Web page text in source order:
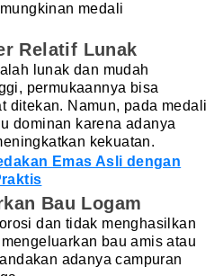
medali
Relatif Lunak
lunak dan mudah
permukaannya bisa
ditekan. Namun, pada medali
dominan karena adanya
kekuatan.
Emas Asli dengan
Bau Logam
dan tidak menghasilkan
bau amis atau
adanya campuran